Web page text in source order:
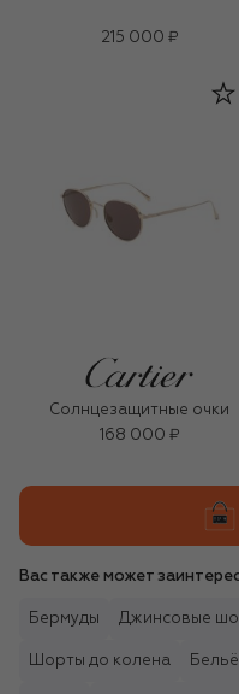
215 000 ₽
Солнцезащитные очки
168 000 ₽
Вас также может
Бермуды Джинсовые
Шорты до колена Бельё